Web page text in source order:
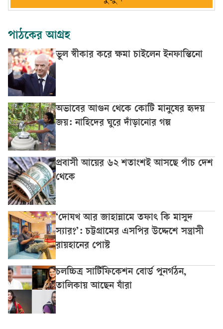
পাঠকের আগ্রহ
ভুল স্বীকার করে ক্ষমা চাইলেন ইনফান্তিনো
অভাবের আগুন থেকে কোটি মানুষের হৃদয়
জয়: নাহিদের ঘুরে দাঁড়ানোর গল্প
প্রবাসী আয়ের ৬২ শতাংশই আসছে পাঁচ দেশ
থেকে
‘দোযখ আর জাহান্নামে তফাৎ কি মাসুদ
স্যার?’: চট্টগ্রামের এসপির উদ্দেশে সন্ত্রাসী
রায়হানের পোস্ট
চলচ্চিত্র সার্টিফিকেশন বোর্ড পুনর্গঠন,
তালিকায় আছেন যাঁরা